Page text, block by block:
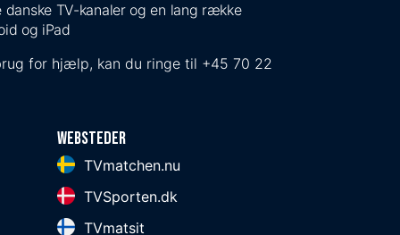
TV-kanaler og en lang række
og iPad
for hjælp, kan du ringe til +45 70 22
Websteder
TVmatchen.nu
TVSporten.dk
TVmatsit